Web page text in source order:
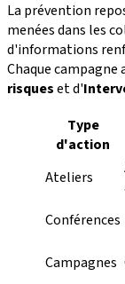
La prévention
menées dans les
d'informations
Chaque campagne
risqueset d'
Type
d'action
Ateliers
Conférences
Campagnes